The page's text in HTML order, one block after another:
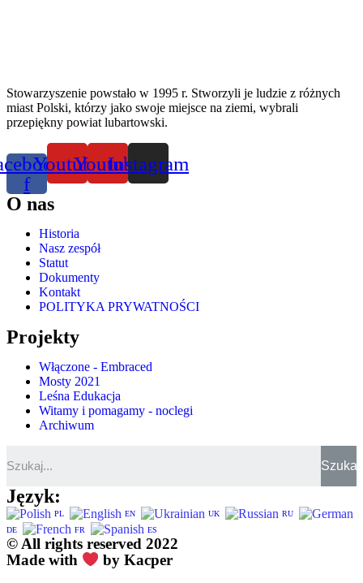
Stowarzyszenie powstało w 1995 r. Stworzyli je ludzie z różnych
miast Polski, którzy jako swoje miejsce na ziemi, wybrali
przepiękny powiat lubartowski.
f
YoutubeYoutubeInstagram
O nas
Historia
Nasz zespół
Statut
Dokumenty
Kontakt
POLITYKA PRYWATNOŚCI
Projekty
Włączone - Embraced
Mosty 2021
Leśna Edukacja
Witamy i pomagamy - noclegi
Archiwum
Szukaj
Język:
PL EN UK
RU
DE
FR ES
© All rights reserved 2022
Made with
by Kacper